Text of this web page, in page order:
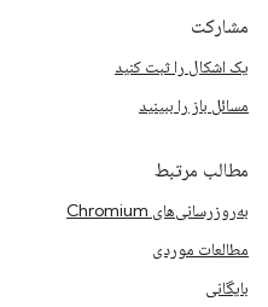
مشارکت
یک اشکال را ثبت کنید
مسائل باز را ببینید
مطالب مرتبط
به‌روزرسانی‌های Chromium
مطالعات موردی
بایگانی